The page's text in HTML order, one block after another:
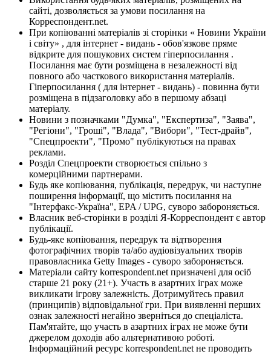
сайті, дозволяється за умови посилання на
Корреспондент.net.
При копіюванні матеріалів зі сторінки « Новини України
і світу» , для інтернет - видань - обов'язкове пряме
відкрите для пошукових систем гіперпосилання .
Посилання має бути розміщена в незалежності від
повного або часткового використання матеріалів.
Гіперпосилання ( для інтернет - видань) - повинна бути
розміщена в підзаголовку або в першому абзаці
матеріалу.
Новини з позначками "Думка", "Експертиза", "Заява",
"Регіони", "Гроші", "Влада", "Вибори", "Тест-драйв",
"Спецпроекти", "Промо" публікуються на правах
реклами.
Розділ Спецпроекти створюється спільно з
комерційними партнерами.
Будь яке копіювання, публікація, передрук, чи наступне
поширення інформації, що містить посилання на
"Інтерфакс-Україна", EPA / UPG, суворо забороняється.
Власник веб-сторінки в розділі Я-Корреспондент є автор
публікації.
Будь-яке копіювання, передрук та відтворення
фотографічних творів та/або аудіовізуальних творів
правовласника Getty Images - суворо забороняється.
Матеріали сайту korrespondent.net призначені для осіб
старше 21 року (21+). Участь в азартних іграх може
викликати ігрову залежність. Дотримуйтесь правил
(принципів) відповідальної гри. При виявленні перших
ознак залежності негайно зверніться до спеціаліста.
Пам'ятайте, що участь в азартних іграх не може бути
джерелом доходів або альтернативою роботі.
Інформаційний ресурс korrespondent.net не проводить